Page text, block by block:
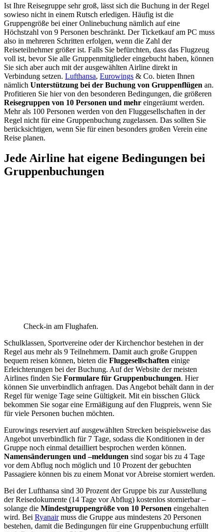
Ist Ihre Reisegruppe sehr groß, lässt sich die Buchung in der Regel
sowieso nicht in einem Rutsch erledigen. Häufig ist die
Gruppengröße bei einer Onlinebuchung nämlich auf eine
Höchstzahl von 9 Personen beschränkt. Der Ticketkauf am PC muss
also in mehreren Schritten erfolgen, wenn die Zahl der
Reiseteilnehmer größer ist. Falls Sie befürchten, dass das Flugzeug
voll ist, bevor Sie alle Gruppenmitglieder eingebucht haben, können
Sie sich aber auch mit der ausgewählten Airline direkt in
Verbindung setzen. Lufthansa, Eurowings & Co. bieten Ihnen
nämlich Unterstützung bei der Buchung von Gruppenflügen an.
Profitieren Sie hier von den besonderen Bedingungen, die größeren
Reisegruppen von 10 Personen und mehr eingeräumt werden.
Mehr als 100 Personen werden von den Fluggesellschaften in der
Regel nicht für eine Gruppenbuchung zugelassen. Das sollten Sie
berücksichtigen, wenn Sie für einen besonders großen Verein eine
Reise planen.
Jede Airline hat eigene Bedingungen bei
Gruppenbuchungen
Check-in am Flughafen.
Schulklassen, Sportvereine oder der Kirchenchor bestehen in der
Regel aus mehr als 9 Teilnehmern. Damit auch große Gruppen
bequem reisen können, bieten die Fluggesellschaften einige
Erleichterungen bei der Buchung. Auf der Website der meisten
Airlines finden Sie Formulare für Gruppenbuchungen. Hier
können Sie unverbindlich anfragen. Das Angebot behält dann in der
Regel für wenige Tage seine Gültigkeit. Mit ein bisschen Glück
bekommen Sie sogar eine Ermäßigung auf den Flugpreis, wenn Sie
für viele Personen buchen möchten.
Eurowings reserviert auf ausgewählten Strecken beispielsweise das
Angebot unverbindlich für 7 Tage, sodass die Konditionen in der
Gruppe noch einmal detailliert besprochen werden können.
Namensänderungen und –meldungen sind sogar bis zu 4 Tage
vor dem Abflug noch möglich und 10 Prozent der gebuchten
Passagiere können bis zu einem Monat vor Abreise storniert werden.
Bei der Lufthansa sind 30 Prozent der Gruppe bis zur Ausstellung
der Reisedokumente (14 Tage vor Abflug) kostenlos stornierbar –
solange die Mindestgruppengröße von 10 Personen eingehalten
wird. Bei Ryanairmuss die Gruppe aus mindestens 20 Personen
bestehen, damit die Bedingungen für eine Gruppenbuchung erfüllt